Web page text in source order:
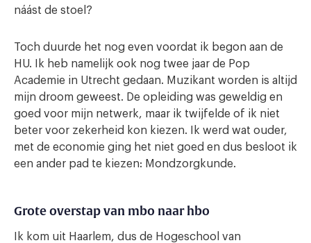
náást de stoel?
Toch duurde het nog even voordat ik begon aan de
HU. Ik heb namelijk ook nog twee jaar de Pop
Academie in Utrecht gedaan. Muzikant worden is altijd
mijn droom geweest. De opleiding was geweldig en
goed voor mijn netwerk, maar ik twijfelde of ik niet
beter voor zekerheid kon kiezen. Ik werd wat ouder,
met de economie ging het niet goed en dus besloot ik
een ander pad te kiezen: Mondzorgkunde.
Grote overstap van mbo naar hbo
Ik kom uit Haarlem, dus de Hogeschool van